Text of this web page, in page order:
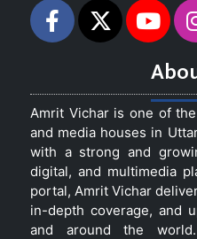
Amrit Vichar is one of
and media houses in
with a strong and
digital, and multimedia
portal, Amrit Vichar
in-depth coverage, and
and around the